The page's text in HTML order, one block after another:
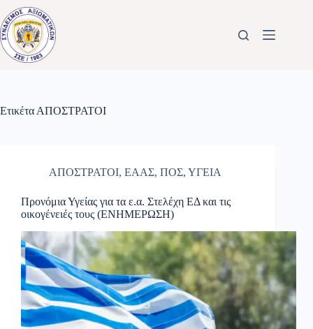
Μετάβαση
στο
περιεχόμενο
Ετικέτα ΑΠΟΣΤΡΑΤΟΙ
ΑΠΟΣΤΡΑΤΟΙ, ΕΑΑΣ, ΠΟΣ, ΥΓΕΙΑ
Προνόμια Υγείας για τα ε.α. Στελέχη ΕΔ και τις
οικογένειές τους (ΕΝΗΜΕΡΩΣΗ)